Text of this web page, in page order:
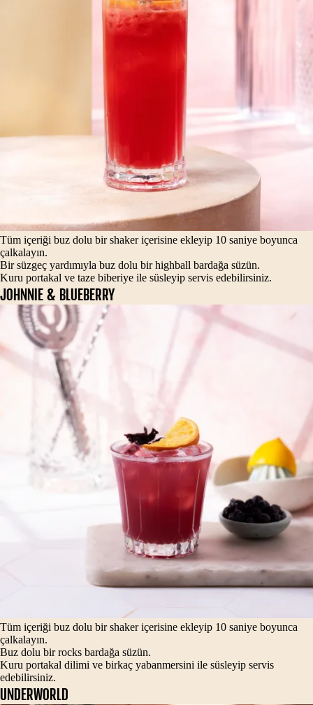
Tüm içeriği buz dolu bir shaker içerisine ekleyip 10 saniye boyunca
çalkalayın.
Bir süzgeç yardımıyla buz dolu bir highball bardağa süzün.
Kuru portakal ve taze biberiye ile süsleyip servis edebilirsiniz.
JOHNNIE & BLUEBERRY
Tüm içeriği buz dolu bir shaker içerisine ekleyip 10 saniye boyunca
çalkalayın.
Buz dolu bir rocks bardağa süzün.
Kuru portakal dilimi ve birkaç yabanmersini ile süsleyip servis
edebilirsiniz.
UNDERWORLD